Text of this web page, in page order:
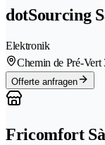
dotSourcing
Elektronik
Chemin de Pré-Vert
Offerte anfragen
Fricomfort